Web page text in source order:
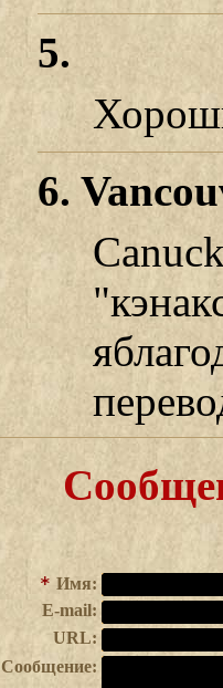
5.
6.
* Имя:
E-mail:
URL:
Сообщение: